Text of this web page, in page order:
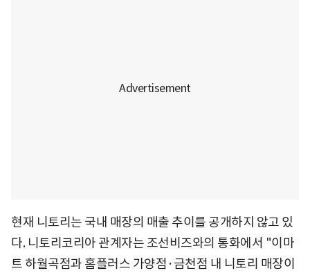
현재 니토리는 국내 매장의 매출 추이를 공개하지 않고 있
다. 니토리코리아 관계자는 조선비즈와의 통화에서 "이마
트 하월곡점과 홈플러스 가양점·금천점 내 니토리 매장이